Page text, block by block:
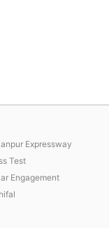
Expressway
Test
Engagement